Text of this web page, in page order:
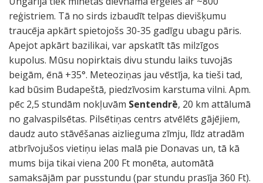
reģistriem. Tā no sirds izbaudīt telpas dievišķumu
traucēja apkārt spietojošs 30-35 gadīgu ubagu pāris.
Apejot apkārt bazilikai, var apskatīt tās milzīgos
kupolus. Mūsu nopirktais divu stundu laiks tuvojās
beigām, ēnā +35°. Meteoziņas jau vēstīja, ka tieši tad,
kad būsim Budapeštā, piedzīvosim karstuma vilni. Apm.
pēc 2,5 stundām nokļuvām Sentendrē, 20 km attālumā
no galvaspilsētas. Pilsētiņas centrs atvēlēts gājējiem,
daudz auto stāvēšanas aizlieguma zīmju, līdz atradām
atbrīvojušos vietiņu ielas malā pie Donavas un, tā kā
mums bija tikai viena 200 Ft monēta, automātā
samaksājām par pusstundu (par stundu prasīja 360 Ft).